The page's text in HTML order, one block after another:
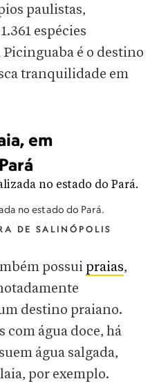
paulistas,
espécies
Picinguaba é o destino
tranquilidade em
em
no estado do Pará.
DE SALINÓPOLIS
possui praias,
destino praiano.
com água doce, há
água salgada,
por exemplo.